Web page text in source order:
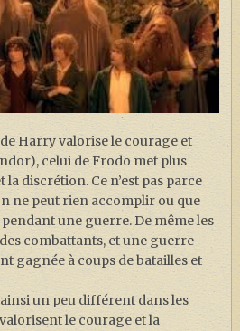
Harry valorise le courage et
celui de Frodo met plus
la discrétion. Ce n’est pas parce
ne peut rien accomplir ou que
une guerre. De même les
combattants, et une guerre
gagnée à coups de batailles et
un peu différent dans les
le courage et la